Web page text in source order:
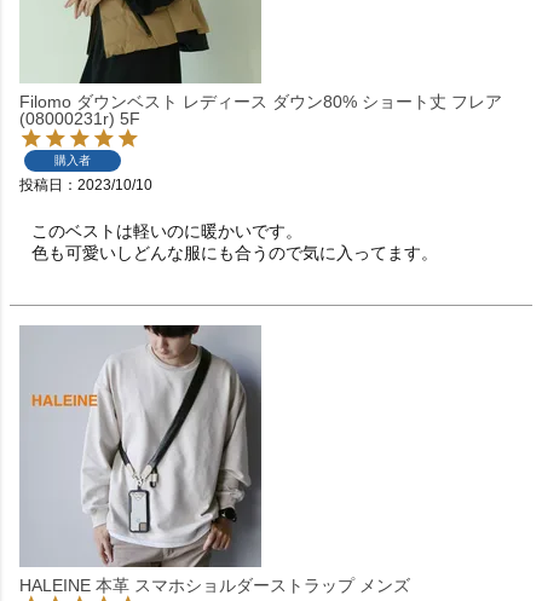
Filomo ダウンベスト レディース ダウン80% ショート丈 フレア
(08000231r) 5F
購入者
投稿日 2023/10/10
このベストは軽いのに暖かいです。
HALEINE 本革 スマホショルダーストラップ メンズ